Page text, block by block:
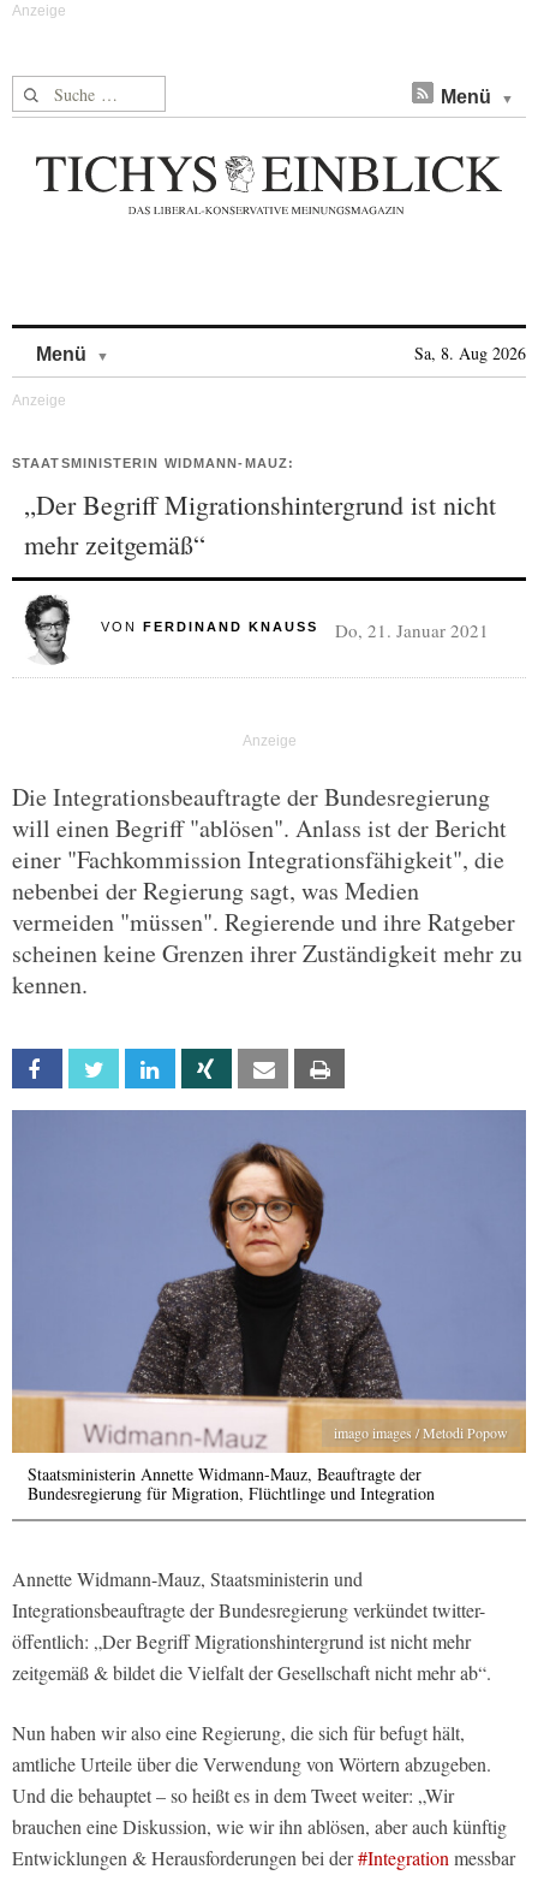
Suche nach: Menü
Menü Sa, 8. Aug 2026
STAATSMINISTERIN WIDMANN-MAUZ:
„Der Begriff Migrationshintergrund ist nicht
mehr zeitgemäß“
VON FERDINAND KNAUSS Do, 21. Januar 2021
Die Integrationsbeauftragte der Bundesregierung
will einen Begriff "ablösen". Anlass ist der Bericht
einer "Fachkommission Integrationsfähigkeit", die
nebenbei der Regierung sagt, was Medien
vermeiden "müssen". Regierende und ihre Ratgeber
scheinen keine Grenzen ihrer Zuständigkeit mehr zu
kennen.
Facebook Twitter Linkedin Xing Email
imago images / Metodi Popow
Staatsministerin Annette Widmann-Mauz, Beauftragte der
Bundesregierung für Migration, Flüchtlinge und Integration
Annette Widmann-Mauz, Staatsministerin und
Integrationsbeauftragte der Bundesregierung verkündet twitter-
öffentlich: „Der Begriff Migrationshintergrund ist nicht mehr
zeitgemäß & bildet die Vielfalt der Gesellschaft nicht mehr ab“.
Nun haben wir also eine Regierung, die sich für befugt hält,
amtliche Urteile über die Verwendung von Wörtern abzugeben.
Und die behauptet – so heißt es in dem Tweet weiter: „Wir
brauchen eine Diskussion, wie wir ihn ablösen, aber auch künftig
Entwicklungen & Herausforderungen bei der#Integrationmessbar